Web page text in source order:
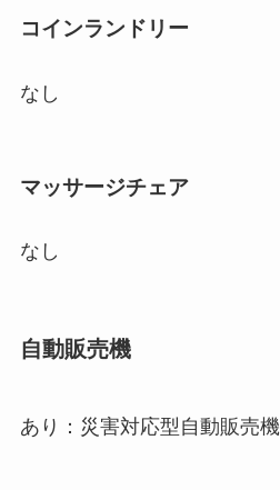
コインランドリー
なし
マッサージチェア
なし
自動販売機
あり：災害対応型自動販売機